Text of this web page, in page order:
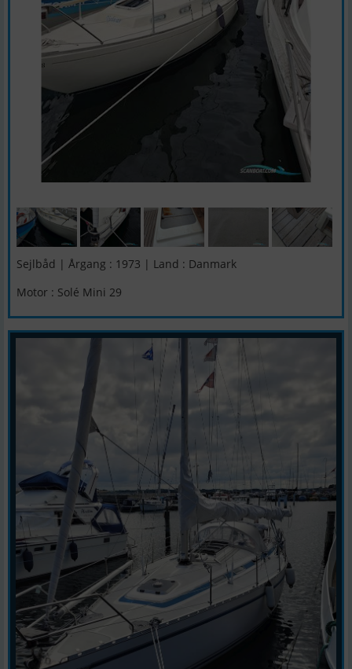
Sejlbåd | Årgang : 1973 | Land : Danmark
Motor : Solé Mini 29